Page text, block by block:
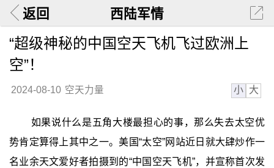
返回 西陆军情
“超级神秘的中国空天飞机飞过欧洲上
空”！
2024-08-10 空天力量 小 大
如果说什么是五角大楼最担心的事，那么失去太空优
势肯定算得上其中之一。美国“太空”网站近日就大肆炒作一
名业余天文爱好者拍摄到的“中国空天飞机”，并宣称首次发